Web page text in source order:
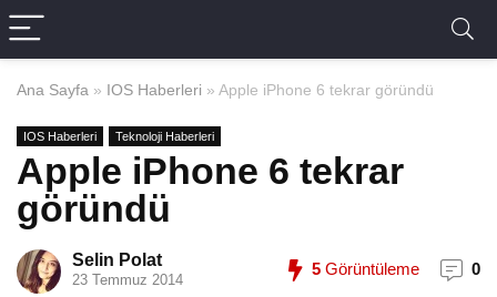
Ana Sayfa » IOS Haberleri » Apple iPhone 6 tekrar göründü
IOS Haberleri Teknoloji Haberleri
Apple iPhone 6 tekrar
göründü
Selin Polat
23 Temmuz 2014
5 Görüntüleme 0